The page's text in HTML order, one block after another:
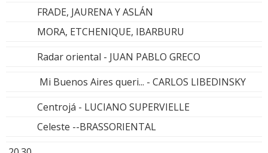
FRADE, JAURENA Y ASLÁN
MORA, ETCHENIQUE, IBARBURU
Radar oriental - JUAN PABLO GRECO
Mi Buenos Aires queri... - CARLOS LIBEDINSKY
Centrojá - LUCIANO SUPERVIELLE
Celeste --BRASSORIENTAL